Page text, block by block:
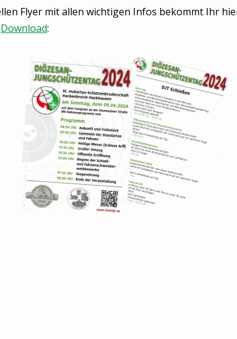
Flyer mit allen wichtigen Infos bekommt Ihr
Download: